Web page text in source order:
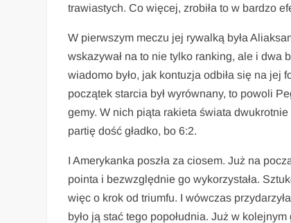
trawiastych. Co więcej, zrobiła to w bardzo
W pierwszym meczu jej rywalką była
wskazywał na to nie tylko ranking, ale i dwa
wiadomo było, jak kontuzja odbiła się na jej
początek starcia był wyrównany, to powoli
gemy. W nich piąta rakieta świata dwukrotnie
partię dość gładko, bo 6:2.
I Amerykanka poszła za ciosem. Już na
pointa i bezwzględnie go wykorzystała.
więc o krok od triumfu. I wówczas
było ją stać tego popołudnia. Już w